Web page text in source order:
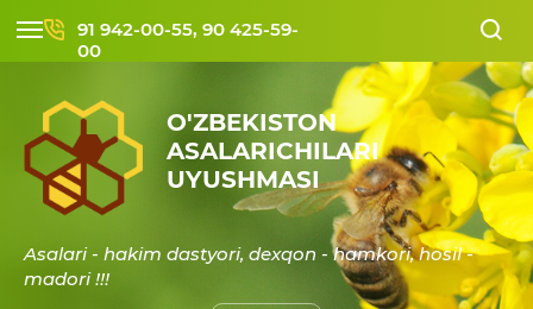
O'ZBEKISTON
ASALARICHILARI
UYUSHMASI
Asalari - hakim dastyori, dexqon - hamkori, hosil -
madori !!!
91 942-00-55, 90 425-59-
00